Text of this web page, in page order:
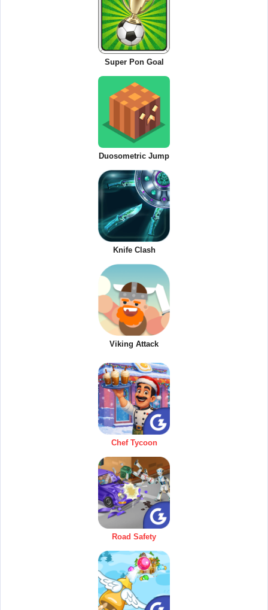
Super Pon Goal
Duosometric Jump
Knife Clash
Viking Attack
Chef Tycoon
Road Safety